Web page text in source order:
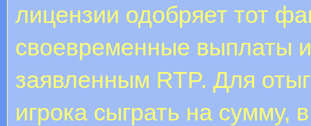
лицензии одобряет тот
своевременные выплаты
заявленным RTP. Для
игрока сыграть на